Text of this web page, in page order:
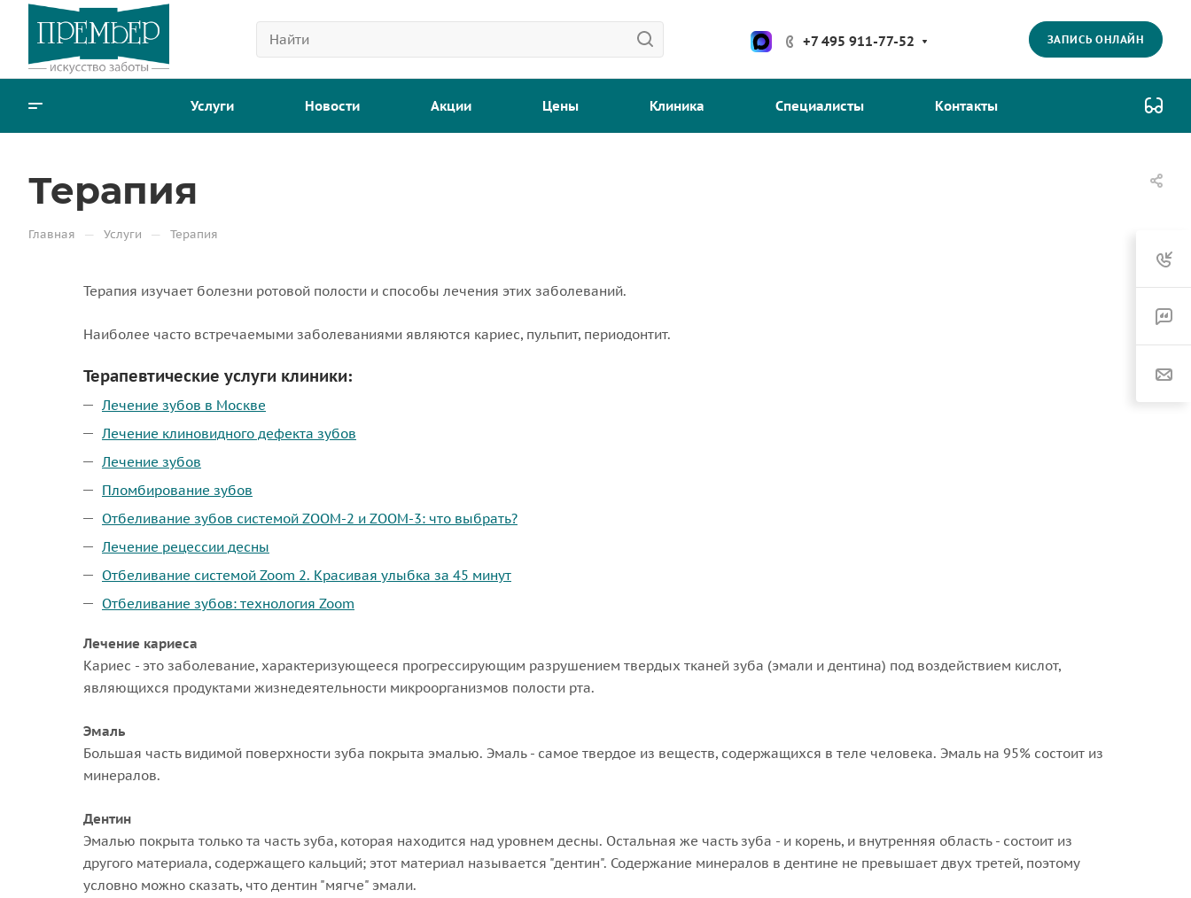
+7 495 911-77-52 ЗАПИСЬ ОНЛАЙН
Услуги Новости Акции Цены Клиника Специалисты Контакты
Терапия
Главная — Услуги — Терапия
Терапия изучает болезни ротовой полости и способы лечения этих заболеваний.
Наиболее часто встречаемыми заболеваниями являются кариес, пульпит, периодонтит.
Терапевтические услуги клиники:
Лечение зубов в Москве
Лечение клиновидного дефекта зубов
Лечение зубов
Пломбирование зубов
Отбеливание зубов системой ZOOM-2 и ZOOM-3: что выбрать?
Лечение рецессии десны
Отбеливание системой Zoom 2. Красивая улыбка за 45 минут
Отбеливание зубов: технология Zoom
Лечение кариеса
Кариес - это заболевание, характеризующееся прогрессирующим разрушением твердых тканей зуба (эмали и дентина) под воздействием кислот,
являющихся продуктами жизнедеятельности микроорганизмов полости рта.
Эмаль
Большая часть видимой поверхности зуба покрыта эмалью. Эмаль - самое твердое из веществ, содержащихся в теле человека. Эмаль на 95% состоит из
минералов.
Дентин
Эмалью покрыта только та часть зуба, которая находится над уровнем десны. Остальная же часть зуба - и корень, и внутренняя область - состоит из
другого материала, содержащего кальций; этот материал называется "дентин". Содержание минералов в дентине не превышает двух третей, поэтому
условно можно сказать, что дентин "мягче" эмали.